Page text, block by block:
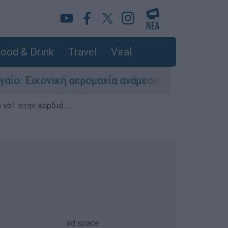
& Drink Travel Viral
αερομαχία ανάμεσα σε ελληνικά και
στην καρδιά...